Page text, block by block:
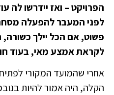
לפני המעבר להפעלה
פשוט, אם הכל יילך
לקראת אמצע מאי, בעוד
אחרי שהמועד המקורי